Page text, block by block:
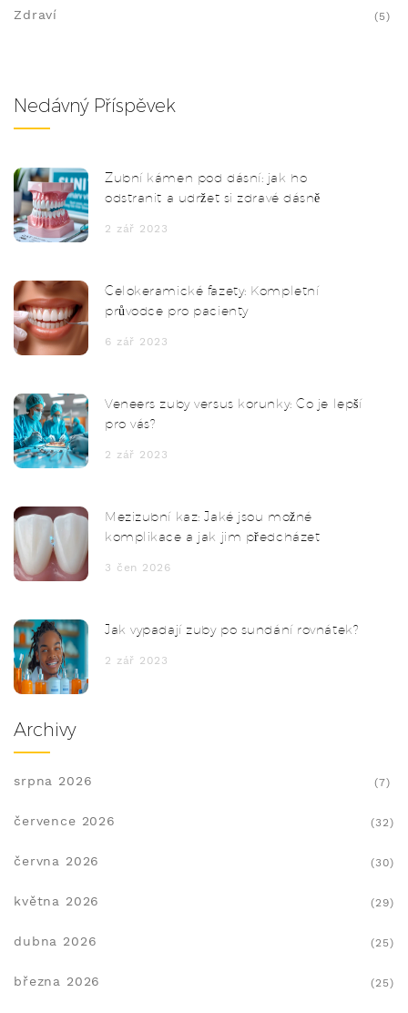
Zdraví (5)
Nedávný Příspěvek
Zubní kámen pod dásní: jak ho
odstranit a udržet si zdravé dásně
2 zář 2023
Celokeramické fazety: Kompletní
průvodce pro pacienty
6 zář 2023
Veneers zuby versus korunky: Co je lepší
pro vás?
2 zář 2023
Mezizubní kaz: Jaké jsou možné
komplikace a jak jim předcházet
3 čen 2026
Jak vypadají zuby po sundání rovnátek?
2 zář 2023
Archivy
srpna 2026 (7)
července 2026 (32)
června 2026 (30)
května 2026 (29)
dubna 2026 (25)
března 2026 (25)